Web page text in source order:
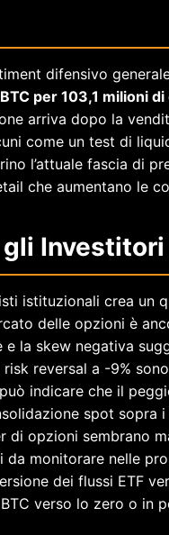
difensivo
per 103,1 milioni
arriva dopo la
come un test di
l’attuale fascia di
che aumentano le
istituzionali crea un
delle opzioni è
la skew negativa
risk reversal a -9%
indicare che il
spot sopra
di opzioni sembrano
da monitorare nelle
dei flussi ETF
verso lo zero o in